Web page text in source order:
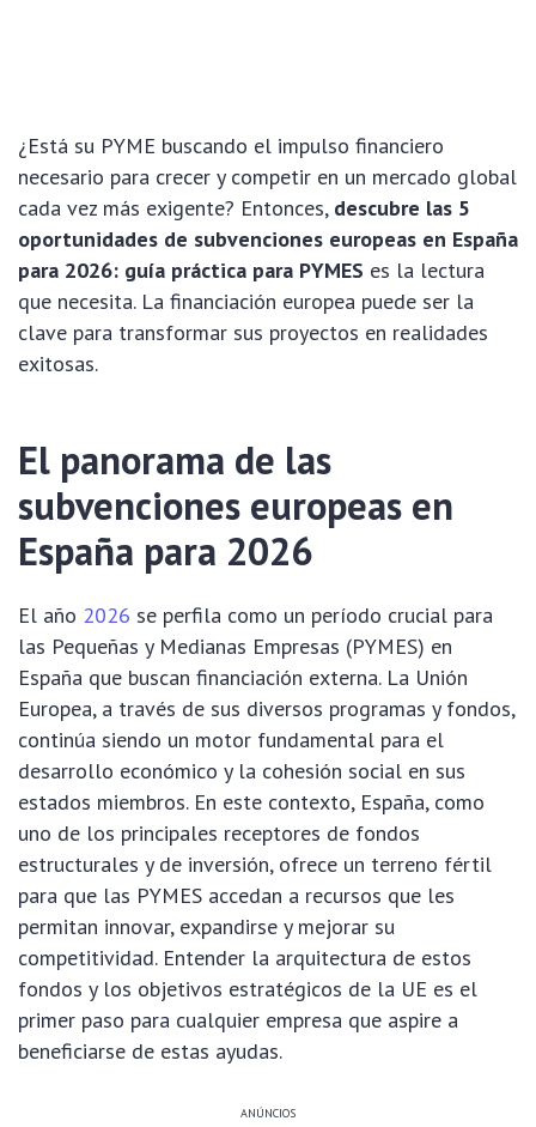
¿Está su PYME buscando el impulso financiero
necesario para crecer y competir en un mercado global
cada vez más exigente? Entonces, descubre las 5
oportunidades de subvenciones europeas en España
para 2026: guía práctica para PYMES es la lectura
que necesita. La financiación europea puede ser la
clave para transformar sus proyectos en realidades
exitosas.
El panorama de las
subvenciones europeas en
España para 2026
El año 2026 se perfila como un período crucial para
las Pequeñas y Medianas Empresas (PYMES) en
España que buscan financiación externa. La Unión
Europea, a través de sus diversos programas y fondos,
continúa siendo un motor fundamental para el
desarrollo económico y la cohesión social en sus
estados miembros. En este contexto, España, como
uno de los principales receptores de fondos
estructurales y de inversión, ofrece un terreno fértil
para que las PYMES accedan a recursos que les
permitan innovar, expandirse y mejorar su
competitividad. Entender la arquitectura de estos
fondos y los objetivos estratégicos de la UE es el
primer paso para cualquier empresa que aspire a
beneficiarse de estas ayudas.
ANÚNCIOS